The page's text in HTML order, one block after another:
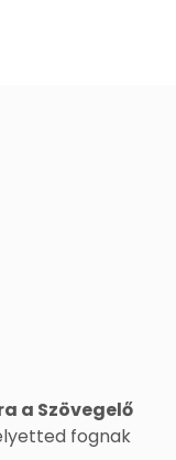
a Szövegelő
fognak